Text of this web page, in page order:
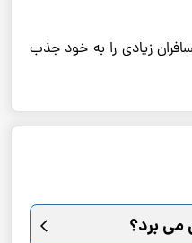
زیادی را به خود جذب